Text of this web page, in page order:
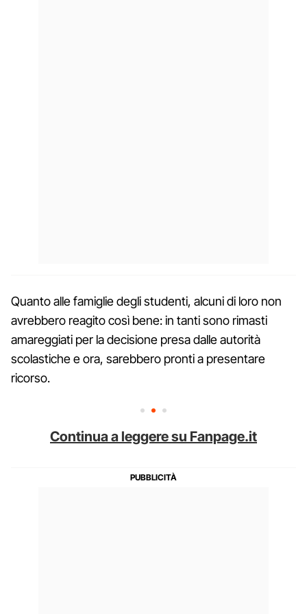
Quanto alle famiglie degli studenti, alcuni di loro non
avrebbero reagito così bene: in tanti sono rimasti
amareggiati per la decisione presa dalle autorità
scolastiche e ora, sarebbero pronti a presentare
ricorso.
Continua a leggere su Fanpage.it